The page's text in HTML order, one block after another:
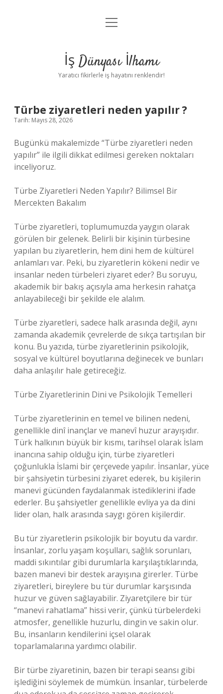
Anasayfa
Yasal Uyarı
menüyü
İş Dünyası İlhamı
Yaratıcı fikirlerle iş hayatını renklendir!
Türbe ziyaretleri neden yapılır ?
Tarih: Mayıs 28, 2026
Bugünkü makalemizde “Türbe ziyaretleri neden
yapılır” ile ilgili dikkat edilmesi gereken noktaları
inceliyoruz.
Türbe Ziyaretleri Neden Yapılır? Bilimsel Bir
Mercekten Bakalım
Türbe ziyaretleri, toplumumuzda yaygın olarak
görülen bir gelenek. Belirli bir kişinin türbesine
yapılan bu ziyaretlerin, hem dini hem de kültürel
anlamları var. Peki, bu ziyaretlerin kökeni nedir ve
insanlar neden türbeleri ziyaret eder? Bu soruyu,
akademik bir bakış açısıyla ama herkesin rahatça
anlayabileceği bir şekilde ele alalım.
Türbe ziyaretleri, sadece halk arasında değil, aynı
zamanda akademik çevrelerde de sıkça tartışılan bir
konu. Bu yazıda, türbe ziyaretlerinin psikolojik,
sosyal ve kültürel boyutlarına değinecek ve bunları
daha anlaşılır hale getireceğiz.
Türbe Ziyaretlerinin Dini ve Psikolojik Temelleri
Türbe ziyaretlerinin en temel ve bilinen nedeni,
genellikle dinî inançlar ve manevî huzur arayışıdır.
Türk halkının büyük bir kısmı, tarihsel olarak İslam
inancına sahip olduğu için, türbe ziyaretleri
çoğunlukla İslami bir çerçevede yapılır. İnsanlar, yüce
bir şahsiyetin türbesini ziyaret ederek, bu kişilerin
manevi gücünden faydalanmak istediklerini ifade
ederler. Bu şahsiyetler genellikle evliya ya da dini
lider olan, halk arasında saygı gören kişilerdir.
Bu tür ziyaretlerin psikolojik bir boyutu da vardır.
İnsanlar, zorlu yaşam koşulları, sağlık sorunları,
maddi sıkıntılar gibi durumlarla karşılaştıklarında,
bazen manevi bir destek arayışına girerler. Türbe
ziyaretleri, bireylere bu tür durumlar karşısında
huzur ve güven sağlayabilir. Ziyaretçilere bir tür
“manevi rahatlama” hissi verir, çünkü türbelerdeki
atmosfer, genellikle huzurlu, dingin ve sakin olur.
Bu, insanların kendilerini içsel olarak
toparlamalarına yardımcı olabilir.
Bir türbe ziyaretinin, bazen bir terapi seansı gibi
işlediğini söylemek de mümkün. İnsanlar, türbelerde